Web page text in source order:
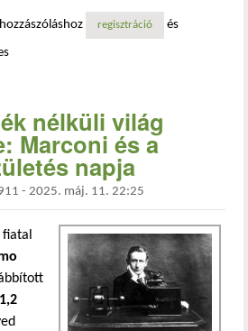
hi-fi szalagos hangrögzítés bemutatása az
regisztráció és
nélküli világ
Marconi és a
napja
- 2025. máj. 11. 22:25
fiatal
1,2